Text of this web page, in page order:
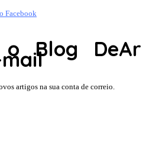
Facebook
o Blog DeAr
artigos na sua conta de correio.